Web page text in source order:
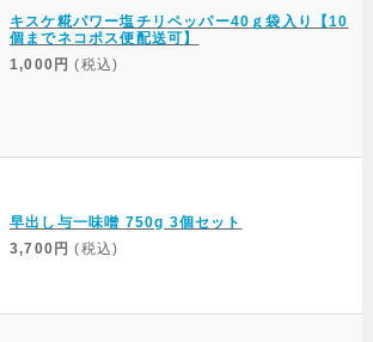
キスケ糀パワー塩チリペッパー40ｇ袋入り【10
個までネコポス便配送可】
1,000円 (税込)
早出し与一味噌 750g 3個セット
3,700円 (税込)